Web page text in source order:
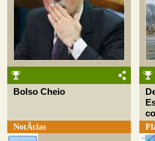
Bolso Cheio
NotÃ­cias